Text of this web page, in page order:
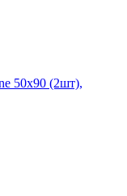
50х90 (2шт),